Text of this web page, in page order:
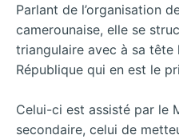
Parlant de l’organisation
camerounaise, elle se
triangulaire avec à sa tête
République qui en est le
Celui-ci est assisté par le
secondaire, celui de